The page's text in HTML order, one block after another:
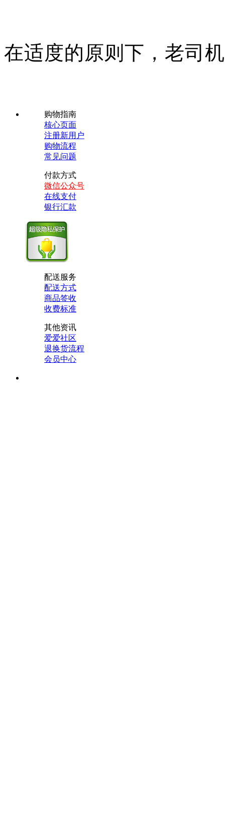
在适度的原则下，老司
购物指南
核心页面
注册新用户
购物流程
常见问题
付款方式
微信公众号
在线支付
银行汇款
配送服务
配送方式
商品签收
收费标准
其他资讯
爱爱社区
退换货流程
会员中心